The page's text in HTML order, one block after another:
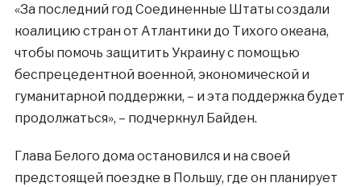
«За последний год Соединенные Штаты создали
коалицию стран от Атлантики до Тихого океана,
чтобы помочь защитить Украину с помощью
беспрецедентной военной, экономической и
гуманитарной поддержки, – и эта поддержка будет
продолжаться», – подчеркнул Байден.
Глава Белого дома остановился и на своей
предстоящей поездке в Польшу, где он планирует